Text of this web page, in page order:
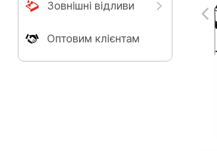
Зовнішні відливи
Оптовим клієнтам